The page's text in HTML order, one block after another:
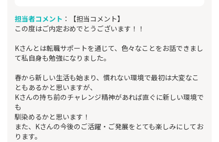
担当者コメント ：【担当コメント】
この度はご内定おめでとうございます！！
Kさんとは転職サポートを通じて、色々なことをお話できまし
て私自身も勉強になりました。
春から新しい生活も始まり、慣れない環境で最初は大変なこ
ともあるかと思いますが、
Kさんの持ち前のチャレンジ精神があれば直ぐに新しい環境で
も
馴染めるかと思います！
また、Kさんの今後のご活躍・ご発展をとても楽しみにしてお
ります。